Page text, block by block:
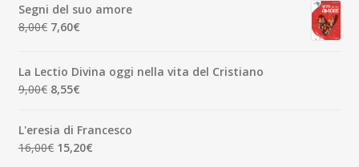
era:
1,90€.
è:
1,81€.
Segni del suo amore
8,00€ Il
era:
8,00€.
7,60€Il
è:
7,60€.
La Lectio Divina oggi nella vita del Cristiano
9,00€ Il
originale
era:
9,00€.
8,55€Il
attuale
è:
L'eresia di Francesco
16,00€ Il
15,20€Il